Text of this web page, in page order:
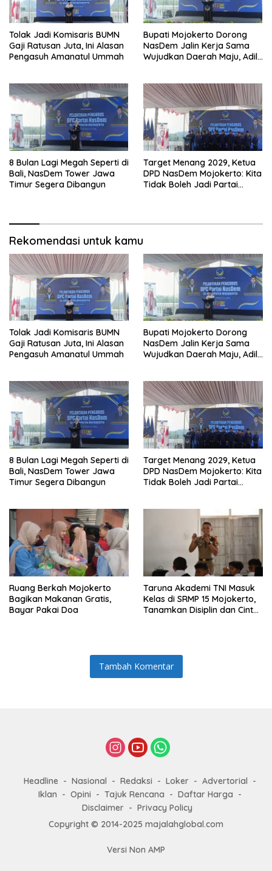
Tolak Jadi Komisaris BUMN
Gaji Ratusan Juta, Ini Alasan
Pengasuh Amanatul Ummah
Bupati Mojokerto Dorong
NasDem Jalin Kerja Sama
Wujudkan Daerah Maju, Adil,
8 Bulan Lagi Megah Seperti di
Bali, NasDem Tower Jawa
Timur Segera Dibangun
Target Menang 2029, Ketua
DPD NasDem Mojokerto: Kita
Tidak Boleh Jadi Partai
Rekomendasi untuk kamu
Tolak Jadi Komisaris BUMN
Gaji Ratusan Juta, Ini Alasan
Pengasuh Amanatul Ummah
Bupati Mojokerto Dorong
NasDem Jalin Kerja Sama
Wujudkan Daerah Maju, Adil,
8 Bulan Lagi Megah Seperti di
Bali, NasDem Tower Jawa
Timur Segera Dibangun
Target Menang 2029, Ketua
DPD NasDem Mojokerto: Kita
Tidak Boleh Jadi Partai
Ruang Berkah Mojokerto
Bagikan Makanan Gratis,
Bayar Pakai Doa
Taruna Akademi TNI Masuk
Kelas di SRMP 15 Mojokerto,
Tanamkan Disiplin dan Cinta
Tambah Komentar
Headline Nasional Redaksi Loker
Advertorial
Iklan
Opini Tajuk Rencana
Daftar Harga
Disclaimer
Privacy Policy
Copyright © 2014-2025 majalahglobal.com
Versi Non AMP